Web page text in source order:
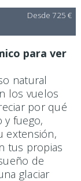
Desde 725 €
para ver
natural
los vuelos
por qué
y fuego,
extensión,
tus propias
de
glaciar